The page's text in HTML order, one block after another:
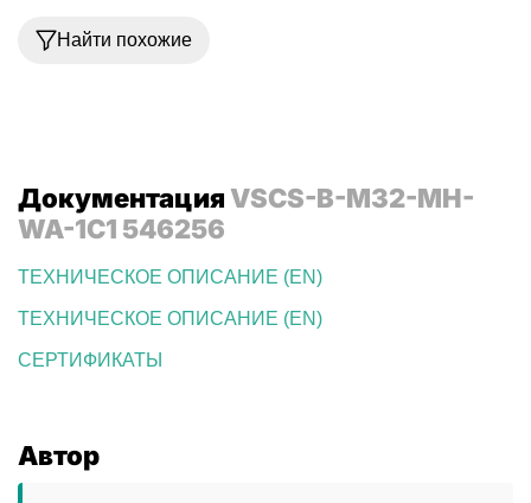
Найти похожие
ДокументацияVSCS-B-M32-MH-
WA-1C1 546256
ТЕХНИЧЕСКОЕ ОПИСАНИЕ (EN)
ТЕХНИЧЕСКОЕ ОПИСАНИЕ (EN)
СЕРТИФИКАТЫ
Автор